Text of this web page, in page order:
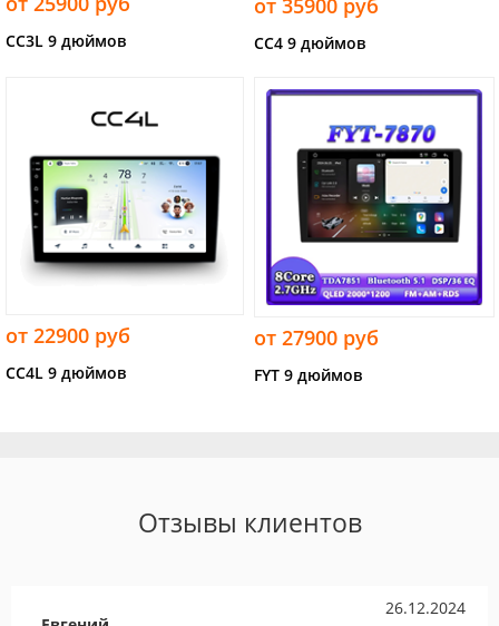
CC3L 9 дюймов
от 35900 руб
CC4 9 дюймов
от 22900 руб
CC4L 9 дюймов
от 27900 руб
FYT 9 дюймов
Отзывы клиентов
26.12.2024